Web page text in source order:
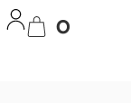
0